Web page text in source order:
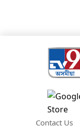
Contact Us